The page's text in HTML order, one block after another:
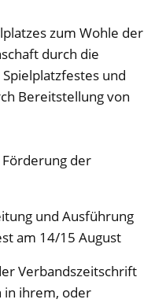
zum Wohle der
durch die
und
Bereitstellung von
der
und Ausführung
am 14/15 August
Verbandszeitschrift
in ihrem, oder